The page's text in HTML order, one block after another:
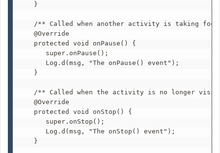
   }
/** Called when another activity is taking
   @Override
   protected void onPause() {
      super.onPause();
      Log.d(msg, "The onPause() event");
   }
/** Called when the activity is no longer
   @Override
   protected void onStop() {
      super.onStop();
      Log.d(msg, "The onStop() event");
   }